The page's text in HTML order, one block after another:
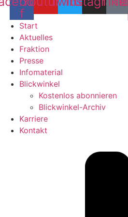
f
Start
Aktuelles
Fraktion
Presse
Infomaterial
Blickwinkel
Kostenlos abonnieren
Blickwinkel-Archiv
Karriere
Kontakt